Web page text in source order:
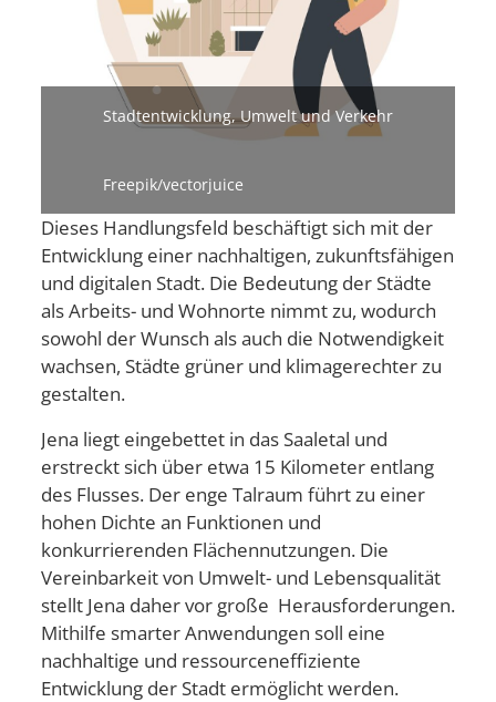
Stadtentwicklung, Umwelt und Verkehr
Freepik/vectorjuice
Dieses Handlungsfeld beschäftigt sich mit der
Entwicklung einer nachhaltigen, zukunftsfähigen
und digitalen Stadt. Die Bedeutung der Städte
als Arbeits- und Wohnorte nimmt zu, wodurch
sowohl der Wunsch als auch die Notwendigkeit
wachsen, Städte grüner und klimagerechter zu
gestalten.
Jena liegt eingebettet in das Saaletal und
erstreckt sich über etwa 15 Kilometer entlang
des Flusses. Der enge Talraum führt zu einer
hohen Dichte an Funktionen und
konkurrierenden Flächennutzungen. Die
Vereinbarkeit von Umwelt- und Lebensqualität
stellt Jena daher vor große Herausforderungen.
Mithilfe smarter Anwendungen soll eine
nachhaltige und ressourceneffiziente
Entwicklung der Stadt ermöglicht werden.